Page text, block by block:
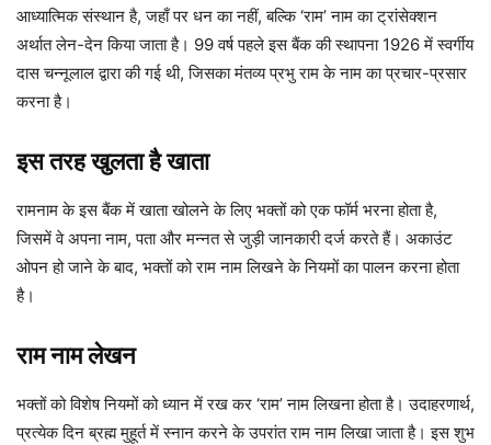
आध्यात्मिक संस्थान है, जहाँ पर धन का नहीं, बल्कि ‘राम’ नाम का ट्रांसेक्शन
अर्थात लेन-देन किया जाता है। 99 वर्ष पहले इस बैंक की स्थापना 1926 में स्वर्गीय
दास चन्नूलाल द्वारा की गई थी, जिसका मंतव्य प्रभु राम के नाम का प्रचार-प्रसार
करना है।
इस तरह खुलता है खाता
रामनाम के इस बैंक में खाता खोलने के लिए भक्तों को एक फॉर्म भरना होता है,
जिसमें वे अपना नाम, पता और मन्नत से जुड़ी जानकारी दर्ज करते हैं। अकाउंट
ओपन हो जाने के बाद, भक्तों को राम नाम लिखने के नियमों का पालन करना होता
है।
राम नाम लेखन
भक्तों को विशेष नियमों को ध्यान में रख कर ‘राम’ नाम लिखना होता है। उदाहरणार्थ,
प्रत्येक दिन ब्रह्म मुहूर्त में स्नान करने के उपरांत राम नाम लिखा जाता है। इस शुभ